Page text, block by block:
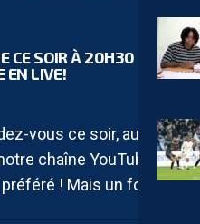
CE SOIR À 20H30 SUR
EN LIVE!
vous ce soir, aux
chaîne YouTube
! Mais un fois...